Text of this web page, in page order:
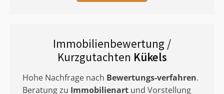
Immobilienbewertung /
Kurzgutachten Kükels
Hohe Nachfrage nach Bewertungs-verfahren.
Beratung zu Immobilienart und Vorstellung